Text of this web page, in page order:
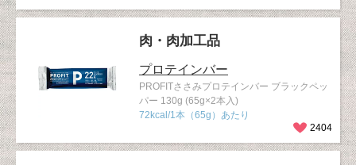
肉・肉加工品
プロテインバー
PROFITささみプロテインバー ブラックペッ
パー 130g (65g×2本入)
72kcal/1本（65g）あたり
2404